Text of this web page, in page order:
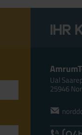
Ihr
Ual
25946